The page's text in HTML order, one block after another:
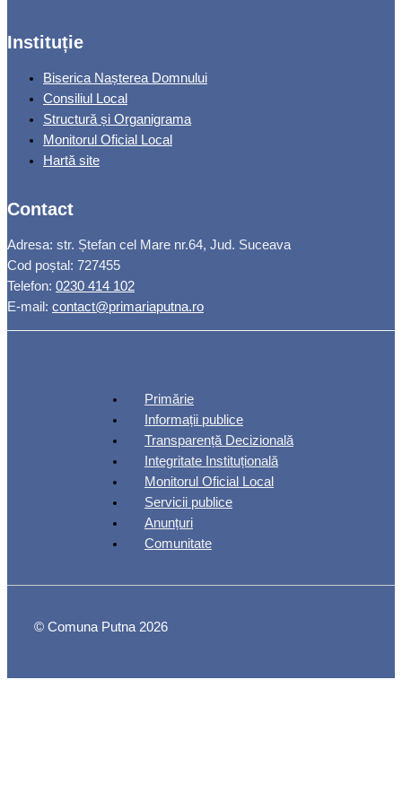
Instituție
Biserica Nașterea Domnului
Consiliul Local
Structură și Organigrama
Monitorul Oficial Local
Hartă site
Contact
Adresa: str. Ștefan cel Mare nr.64, Jud. Suceava
Cod poștal: 727455
Telefon: 0230 414 102
E-mail: contact@primariaputna.ro
Primărie
Informații publice
Transparență Decizională
Integritate Instituțională
Monitorul Oficial Local
Servicii publice
Anunțuri
Comunitate
© Comuna Putna 2026